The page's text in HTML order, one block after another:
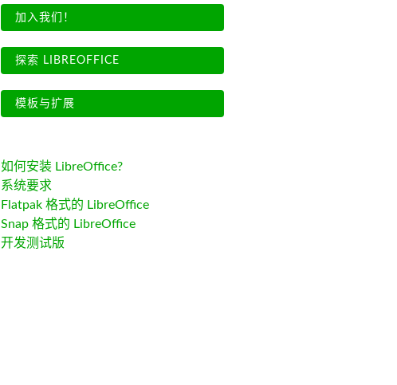
加入我们！
探索 LIBREOFFICE
模板与扩展
如何安装 LibreOffice?
系统要求
Flatpak 格式的 LibreOffice
Snap 格式的 LibreOffice
开发测试版